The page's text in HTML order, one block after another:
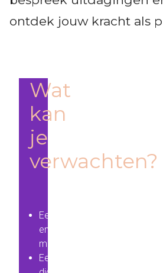
ontdek jouw kracht als
Wat
kan
je
verwachten?
Een
enthousiaste
mentor
Een